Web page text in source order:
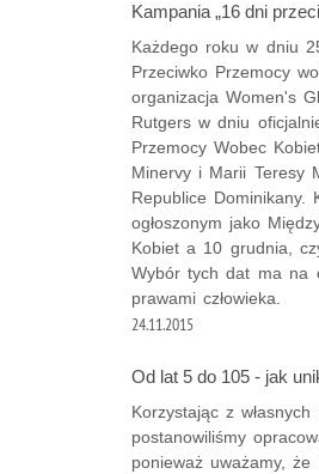
Kampania „16 dni
Każdego roku w dniu
Przeciwko Przemocy
organizacja Women's
Rutgers w dniu
Przemocy Wobec
Minervy i Marii Teresy
Republice
ogłoszonym jako
Kobiet a 10 grudnia,
Wybór tych dat ma na
prawami człowieka.
24.11.2015
Od lat 5 do 105 - jak
Korzystając z
postanowiliśmy
ponieważ uważamy,